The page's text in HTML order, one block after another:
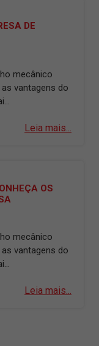
DE
mecânico
vantagens do
Leia mais...
OS
mecânico
vantagens do
Leia mais...